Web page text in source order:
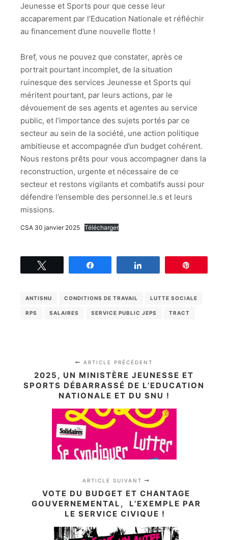
Jeunesse et Sports pour que cesse leur
accaparement par l’Education Nationale et réfléchir
au financement d’une nouvelle flotte !
Bref, vous ne pouvez que constater, après ce
portrait pourtant incomplet, de la situation
ruinesque des services Jeunesse et Sports qui
méritent pourtant, par leurs actions, par le
dévouement de ses agents et agentes au service
public, et l’importance des sujets portés par ce
secteur au sein de la société, une action politique
ambitieuse et accompagnée d’un budget cohérent.
Nous restons prêts pour vous accompagner dans la
reconstruction, urgente et nécessaire de ce
secteur et restons vigilants et combatifs aussi pour
défendre l’ensemble des personnel.le.s et leurs
missions.
CSA 30 janvier 2025 Télécharger
ANTISNU CONDITIONS DE TRAVAIL LUTTE SOCIALE
RPS SALAIRES SERVICE PUBLIC JEPS TRACT
ARTICLE PRÉCÉDENT
2025, UN MINISTÈRE JEUNESSE ET
SPORTS DÉBARRASSÉ DE L’EDUCATION
NATIONALE ET DU SNU !
ARTICLE SUIVANT
VOTE DU BUDGET ET CHANTAGE
GOUVERNEMENTAL, L’EXEMPLE PAR
LE SERVICE CIVIQUE !